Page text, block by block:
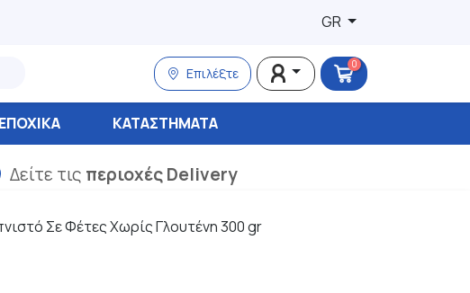
GR
Επιλέξτε
0
ΕΠΟΧΙΚΑ ΚΑΤΑΣΤΉΜΑΤΑ
Δείτε τις περιοχές Delivery
Σε Φέτες Χωρίς Γλουτένη 300 gr